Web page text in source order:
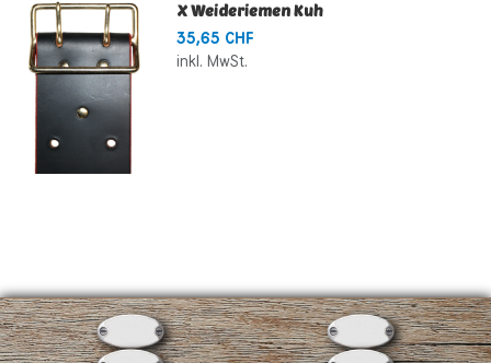
X Weideriemen Kuh
35,65 CHF
inkl. MwSt.